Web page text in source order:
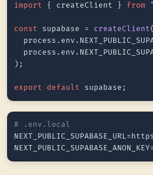
import { createClient } from
const supabase = createClient(
  process.
env .
  process.
env .
);
export default
# .env.local